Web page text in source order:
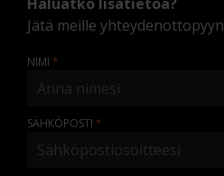
Jätä meille
NIMI
SÄHKÖPOSTI